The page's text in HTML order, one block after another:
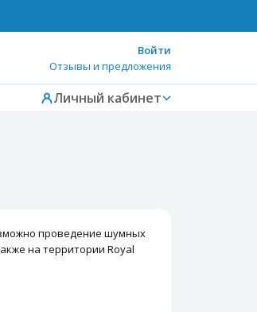
Войти
Отзывы и предложения
Личный кабинет
проведение шумных
на территории Royal